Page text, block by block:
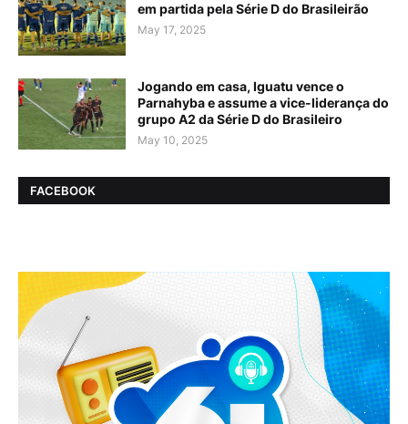
em partida pela Série D do Brasileirão
May 17, 2025
Jogando em casa, Iguatu vence o
Parnahyba e assume a vice-liderança do
grupo A2 da Série D do Brasileiro
May 10, 2025
FACEBOOK